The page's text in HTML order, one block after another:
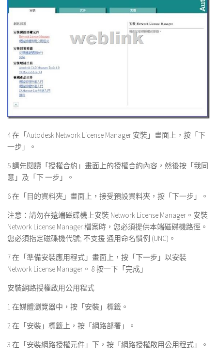
4 在「Autodesk Network License Manager 安裝」畫面上，按「下
一步」。
5 請先閱讀「授權合約」畫面上的授權合約內容，然後按「我同
意」及「下 一步」。
6 在「目的資料夾」畫面上，接受預設資料夾，按「下一步」。
注意：請勿在遠端磁碟機上安裝 Network License Manager。安裝
Network License Manager 檔案時，您必須提供本端磁碟機路徑。
您必須指定磁碟機代號; 不支援 通用命名慣例 (UNC)。
7 在「準備安裝應用程式」畫面上，按「下一步」以安裝
Network License Manager。 8 按一下「完成」
安裝網路授權啟用公用程式
1 在媒體瀏覽器中，按「安裝」標籤。
2 在「安裝」標籤上，按「網路部署」。
3 在「安裝網路授權元件」下，按「網路授權啟用公用程式」。